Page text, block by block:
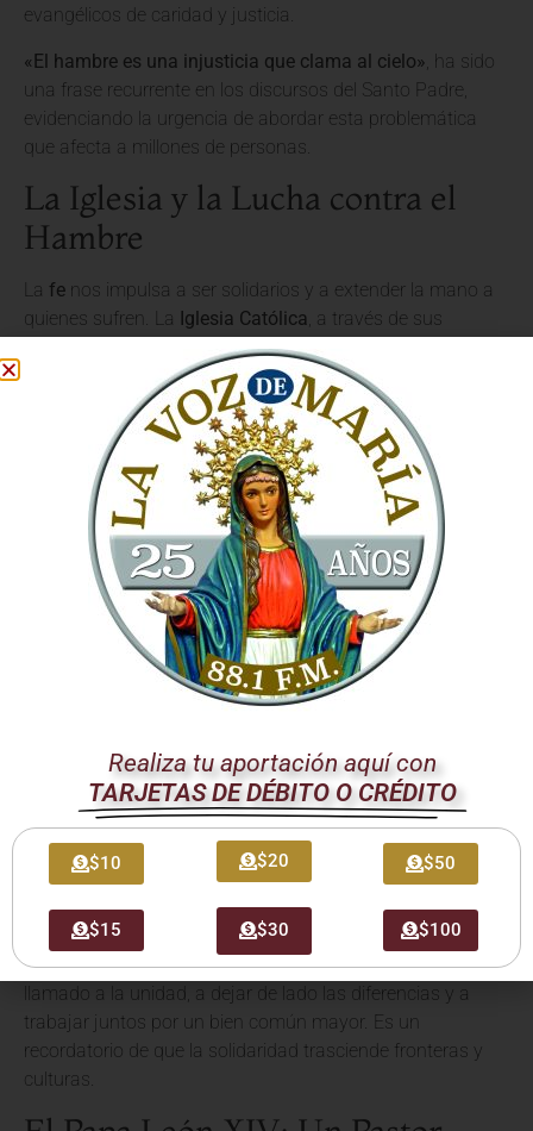
evangélicos de caridad y justicia.
«El hambre es una injusticia que clama al cielo» , ha sido
una frase recurrente en los discursos del Santo Padre,
evidenciando la urgencia de abordar esta problemática
que afecta a millones de personas.
La Iglesia y la Lucha contra el
Hambre
La fe nos impulsa a ser solidarios y a extender la mano a
quienes sufren. La Iglesia Católica, a través de sus
innumerables organizaciones caritativas y su red de
parroquias, trabaja incansablemente para aliviar el
sufrimiento de los necesitados. La visita del Papa León XIV
al PMA busca fortalecer esta alianza y visibilizar la
importancia de la colaboración entre las instituciones
religiosas y las agencias humanitarias.
«Cada persona tiene derecho a una vida digna, y eso
incluye tener acceso a alimentos suficientes y nutritivos»
recordó el Pontífice en una ocasión anterior, marcando la
pauta de su acción pastoral.
Un Mensaje de
Evangelización y Unidad
Esta visita representa también una oportunidad para la
evangelización, no solo a través de palabras, sino de
acciones concretas que reflejan el amor de Dios. El Papa
León XIV busca inspirar a la comunidad internacional a
redoblar esfuerzos y a no desfallecer en la búsqueda de un
mundo donde nadie pase hambre.
La presencia del Sumo Pontífice en la sede del PMA es un
llamado a la unidad, a dejar de lado las diferencias y a
trabajar juntos por un bien común mayor. Es un
recordatorio de que la solidaridad trasciende fronteras y
culturas.
Realiza tu aportación aquí con
TARJETAS DE DÉBITO O CRÉDITO
$10
$15
$20
$30
$50
$100